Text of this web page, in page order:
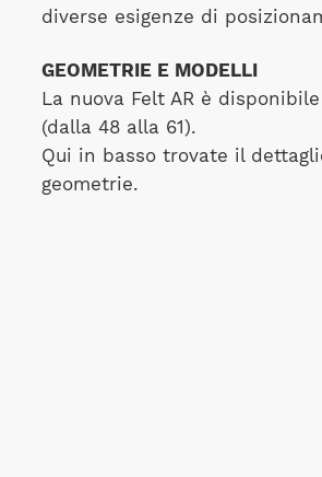
diverse esigenze di
GEOMETRIE E MODELLI
La nuova Felt AR è
(dalla 48 alla 61).
Qui in basso trovate il
geometrie.